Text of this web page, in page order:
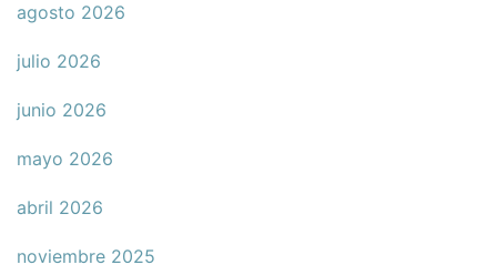
agosto 2026
julio 2026
junio 2026
mayo 2026
abril 2026
noviembre 2025